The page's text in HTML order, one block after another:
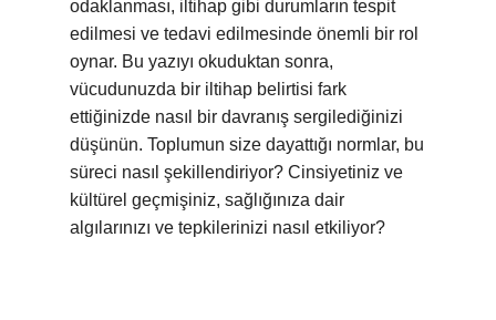
odaklanması, iltihap gibi durumların tespit
edilmesi ve tedavi edilmesinde önemli bir rol
oynar. Bu yazıyı okuduktan sonra,
vücudunuzda bir iltihap belirtisi fark
ettiğinizde nasıl bir davranış sergilediğinizi
düşünün. Toplumun size dayattığı normlar, bu
süreci nasıl şekillendiriyor? Cinsiyetiniz ve
kültürel geçmişiniz, sağlığınıza dair
algılarınızı ve tepkilerinizi nasıl etkiliyor?